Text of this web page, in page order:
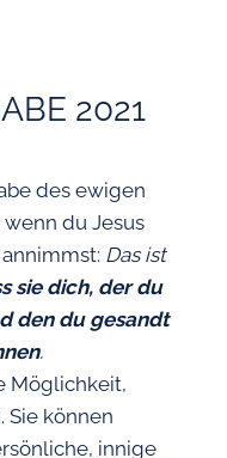
2021
des ewigen
du Jesus
Das ist
sie dich, der du
den du gesandt
.
Möglichkeit,
Sie können
innige